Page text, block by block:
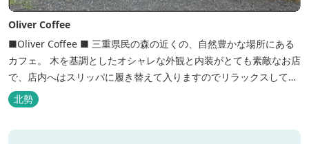
Oliver Coffee
■Oliver Coffee ■ 三重県民の森の近くの、自然豊かな場所にある
カフェ。 木を基調としたオシャレな外観と内装がとても素敵なお店
で、店内へはスリッパに履き替えて入りますのでリラックスして食
事を楽しめます。 席は店内にテーブル席や円卓、外のテラス席など
があり、お子様連れでも入りやすく居心地がいいカフェです。 森の
静かな雰囲気の中で、ゆっくり過ごすことができます。
北勢